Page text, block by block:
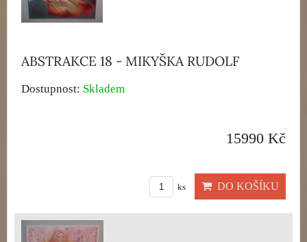
ABSTRAKCE 18 - MIKYŠKA RUDOLF
Dostupnost: Skladem
15990 Kč
ks DO KOŠÍKU